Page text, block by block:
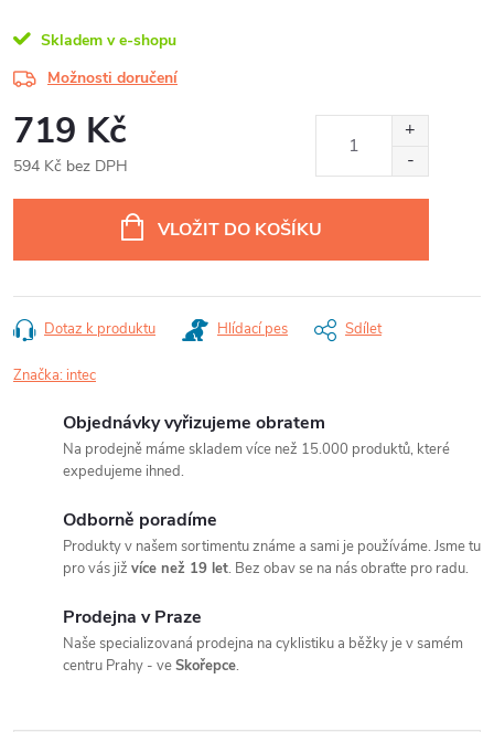
Skladem v e-shopu
Možnosti doručení
719 Kč
594 Kč bez DPH
VLOŽIT DO KOŠÍKU
Dotaz k produktu Hlídací pes Sdílet
Značka:intec
Objednávky vyřizujeme obratem
Na prodejně máme skladem více než 15.000 produktů, které
expedujeme ihned.
Odborně poradíme
Produkty v našem sortimentu známe a sami je používáme. Jsme tu
pro vás již více než 19 let. Bez obav se na nás obraťte pro radu.
Prodejna v Praze
Naše specializovaná prodejna na cyklistiku a běžky je v samém
centru Prahy - veSkořepce.